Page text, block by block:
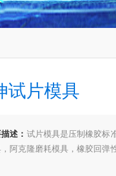
试片模具
述： 试片模具是压制橡胶标
阿克隆磨耗模具，橡胶回弹